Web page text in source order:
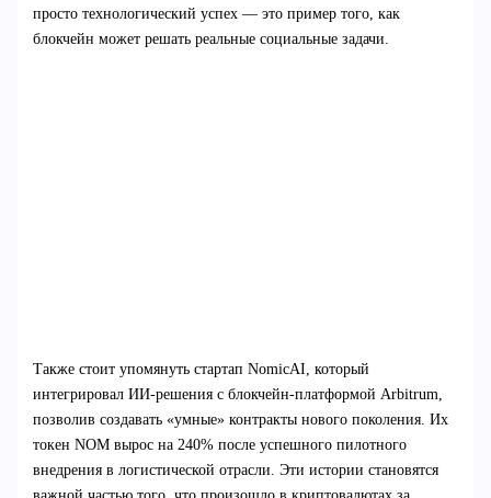
просто технологический успех — это пример того, как
блокчейн может решать реальные социальные задачи.
Также стоит упомянуть стартап NomicAI, который
интегрировал ИИ-решения с блокчейн-платформой Arbitrum,
позволив создавать «умные» контракты нового поколения. Их
токен NOM вырос на 240% после успешного пилотного
внедрения в логистической отрасли. Эти истории становятся